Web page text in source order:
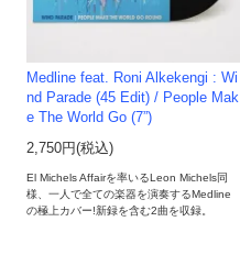
Medline feat. Roni Alkekengi : Wi
nd Parade (45 Edit) / People Mak
e The World Go (7”)
2,750円(税込)
El Michels Affairを率いるLeon Michels同
様、一人で全ての楽器を演奏するMedline
の極上カバー!新録を含む2曲を収録。